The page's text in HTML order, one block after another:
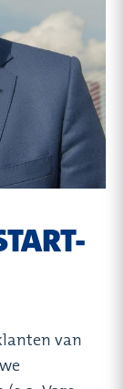
van